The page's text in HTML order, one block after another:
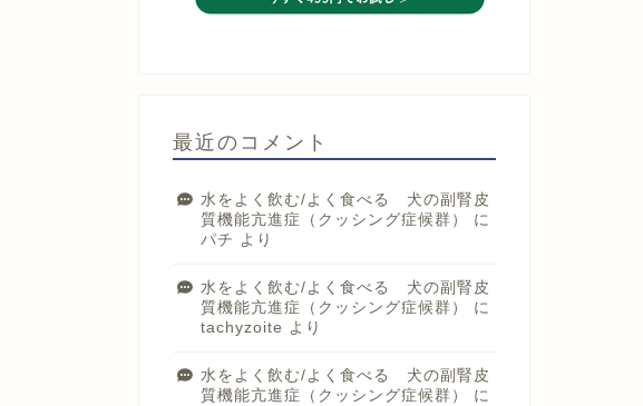
最近のコメント
水をよく飲む/よく食べる 犬の副腎皮
質機能亢進症（クッシング症候群）
に
パチ より
水をよく飲む/よく食べる 犬の副腎皮
質機能亢進症（クッシング症候群）
に
tachyzoite より
水をよく飲む/よく食べる 犬の副腎皮
質機能亢進症（クッシング症候群）
に